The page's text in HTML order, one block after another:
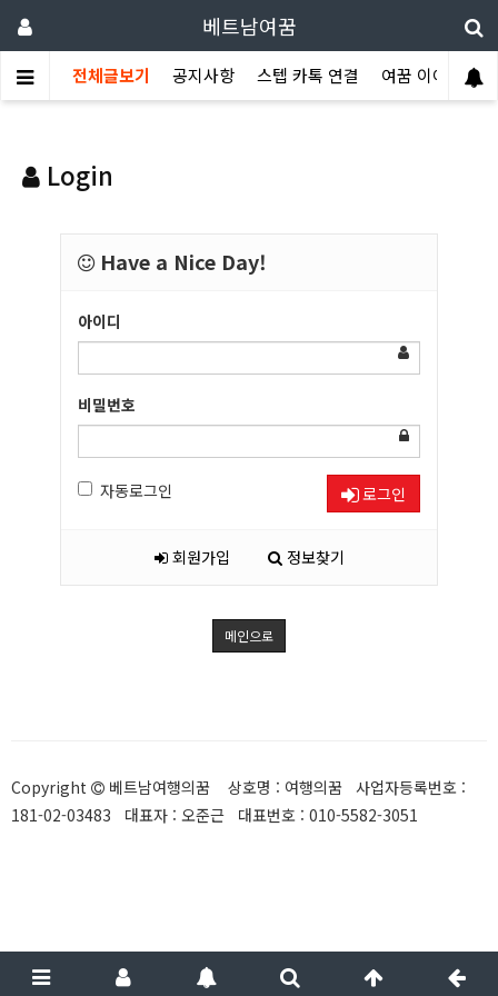
베트남여꿈
전체글보기 공지사항 스텝 카톡 연결 여꿈 이야기
Login
Have a Nice Day!
아이디
비밀번호
자동로그인 로그인
회원가입 정보찾기
메인으로
Copyright
베트남여행의꿈 상호명 : 여행의꿈 사업자등록번호 :
181-02-03483 대표자 : 오준근 대표번호 : 010-5582-3051